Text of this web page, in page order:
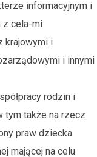
informacyjnym i
z cela-mi
krajowymi i
i innymi
rodzin i
tym także na rzecz
praw dziecka
mającej na celu